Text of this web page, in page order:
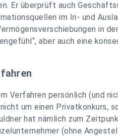
Er überprüft auch
im In- und
in
aber auch eine
Verfahren persönlich (und
um einen Privatkonkurs,
hat nämlich zum
(ohne